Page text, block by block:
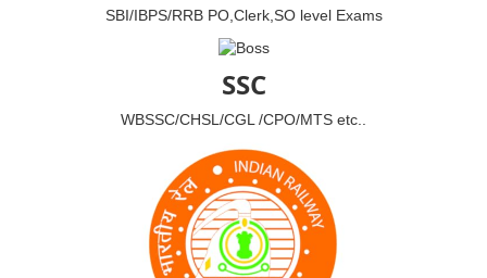
SBI/IBPS/RRB PO,Clerk,SO level Exams
SSC
WBSSC/CHSL/CGL /CPO/MTS etc..